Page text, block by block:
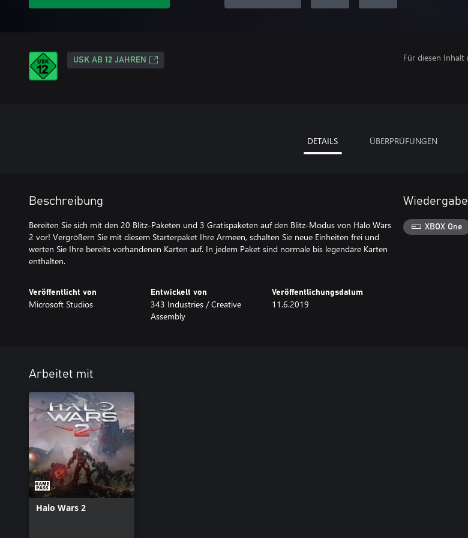
USK AB 12 JAHREN Für diesen Inhalt
DETAILS ÜBERPRÜFUNGEN
Beschreibung
Bereiten Sie sich mit den 20 Blitz-Paketen und 3 Gratispaketen auf den Blitz-Modus von Halo Wars
2 vor! Vergrößern Sie mit diesem Starterpaket Ihre Armeen, schalten Sie neue Einheiten frei und
werten Sie Ihre bereits vorhandenen Karten auf. In jedem Paket sind normale bis legendäre Karten
enthalten.
Veröffentlicht von
Microsoft Studios
Entwickelt von
343 Industries / Creative
Assembly
Veröffentlichungsdatum
11.6.2019
XBOX One
Arbeitet mit
Halo Wars 2